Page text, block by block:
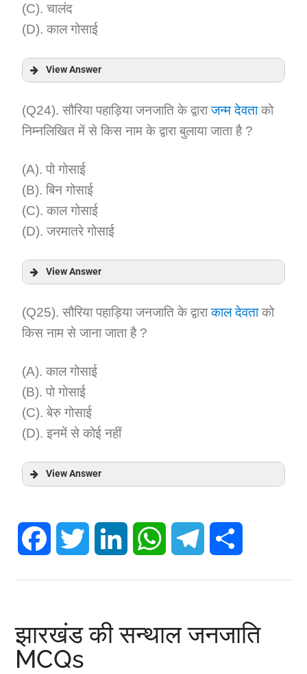
(C). चालंद
(D). काल गोसाई
View Answer
Answer:
(Q24). सौरिया पहाड़िया जनजाति के द्वाराजन्म देवताको
निम्नलिखित में से किस नाम के द्वारा बुलाया जाता है ?
(A). पो गोसाई
(B). बिन गोसाई
(C). काल गोसाई
(D). जरमातरे गोसाई
View Answer
Answer:
(Q25). सौरिया पहाड़िया जनजाति के द्वाराकाल देवताको
किस नाम से जाना जाता है ?
(A). काल गोसाई
(B). पो गोसाई
(C). बेरु गोसाई
(D). इनमें से कोई नहीं
View Answer
Explanation:
Facebook Twitter LinkedIn WhatsAppTelegram
झारखंड की सन्थाल जनजाति
MCQs